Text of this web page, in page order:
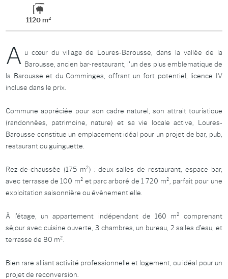
1120 m²
A u cœur du village de Loures-Barousse, dans la vallée de la
Barousse, ancien bar-restaurant, l'un des plus emblematique de
la Barousse et du Comminges, offrant un fort potentiel, licence IV
incluse dans le prix.
Commune appréciée pour son cadre naturel, son attrait touristique
(randonnées, patrimoine, nature) et sa vie locale active, Loures-
Barousse constitue un emplacement idéal pour un projet de bar, pub,
restaurant ou guinguette.
Rez-de-chaussée (175 m²) : deux salles de restaurant, espace bar,
avec terrasse de 100 m² et parc arboré de 1 720 m², parfait pour une
exploitation saisonnière ou événementielle.
À l’étage, un appartement indépendant de 160 m² comprenant
séjour avec cuisine ouverte, 3 chambres, un bureau, 2 salles d’eau, et
terrasse de 80 m².
Bien rare alliant activité professionnelle et logement, ou idéal pour un
projet de reconversion.